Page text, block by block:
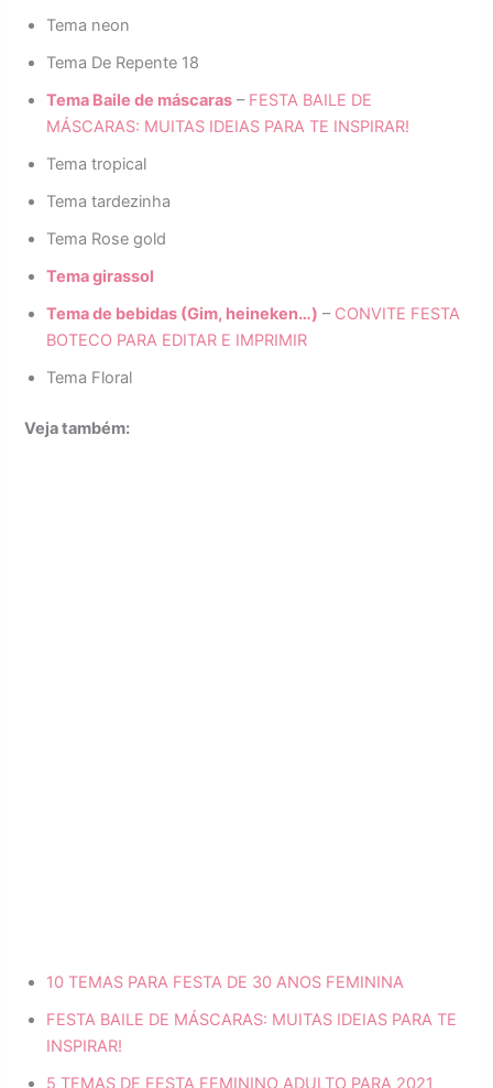
Tema neon
Tema De Repente 18
Tema Baile de máscaras – FESTA BAILE DE
MÁSCARAS: MUITAS IDEIAS PARA TE INSPIRAR!
Tema tropical
Tema tardezinha
Tema Rose gold
Tema girassol
Tema de bebidas (Gim, heineken…) – CONVITE FESTA
BOTECO PARA EDITAR E IMPRIMIR
Tema Floral
Veja também:
10 TEMAS PARA FESTA DE 30 ANOS FEMININA
FESTA BAILE DE MÁSCARAS: MUITAS IDEIAS PARA TE
INSPIRAR!
5 TEMAS DE FESTA FEMININO ADULTO PARA 2021